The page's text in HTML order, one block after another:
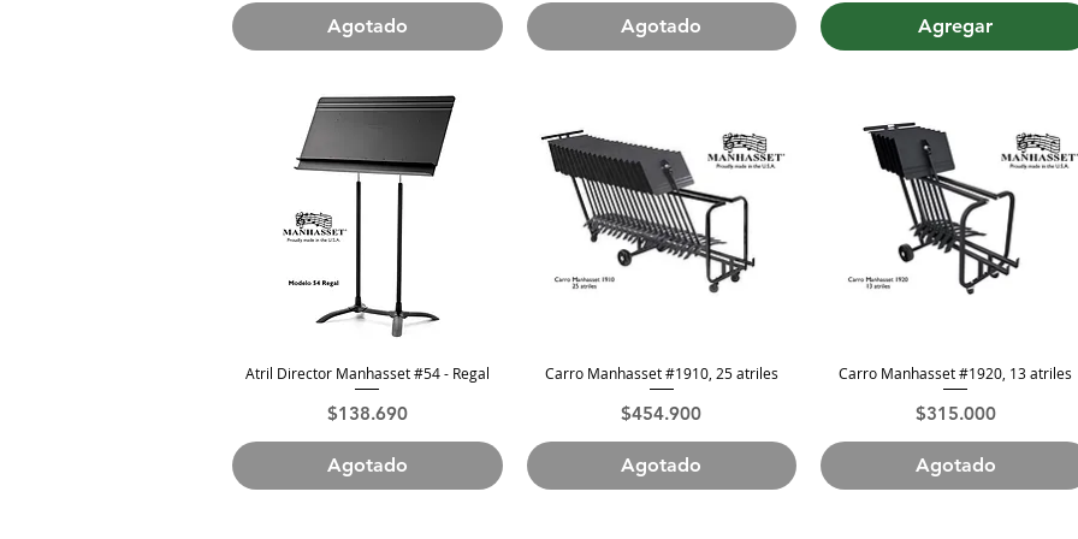
Agotado Agotado Agregar
Vista rápida
Atril Director Manhasset #54 - Regal
Precio
$138.690
Agotado
Vista rápida
Carro Manhasset #1910, 25 atriles
Precio
$454.900
Agotado
Vista rápida
Carro Manhasset #1920, 13 atriles
Precio
$315.000
Agotado